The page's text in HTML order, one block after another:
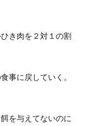
き肉を２対１の割
事に戻していく。
を与えてないのに